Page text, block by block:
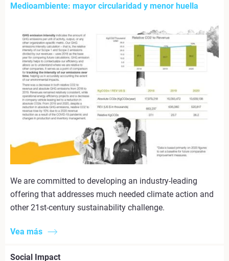
Medioambiente: mayor circularidad y menor huella
We are committed to developing an industry-leading
offering that addresses much needed climate action and
other 21st-century sustainability challenge.
Vea más
Social Impact